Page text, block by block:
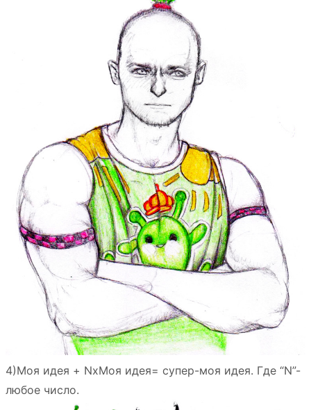
4)Моя идея + NхМоя идея= супер-моя идея. Где “N”-
любое число.